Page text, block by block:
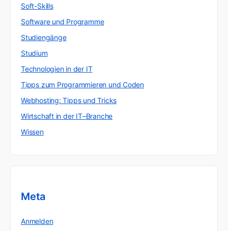
Soft-Skills
Software und Programme
Studiengänge
Studium
Technologien in der IT
Tipps zum Programmieren und Coden
Webhosting: Tipps und Tricks
Wirtschaft in der IT–Branche
Wissen
Meta
Anmelden